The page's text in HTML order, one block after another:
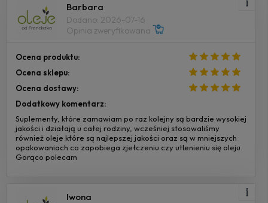
Barbara
Dodano: 2026-07-16
Opinia zweryfikowana
Ocena produktu:
Ocena sklepu:
Ocena dostawy:
Dodatkowy komentarz:
Suplementy, które zamawiam po raz kolejny są bardzie wysokiej
jakości i działają u całej rodziny, wcześniej stosowaliśmy
również oleje które są najlepszej jakości oraz są w mniejszych
opakowaniach co zapobiega zjełczeniu czy utlenieniu się oleju.
Gorąco polecam
Iwona